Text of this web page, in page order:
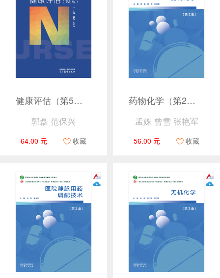
健康评估（第5版）
郭磊 范保兴
64.00 元 收藏
药物化学（第2版）
孟姝 曾雪 张艳军
56.00 元 收藏